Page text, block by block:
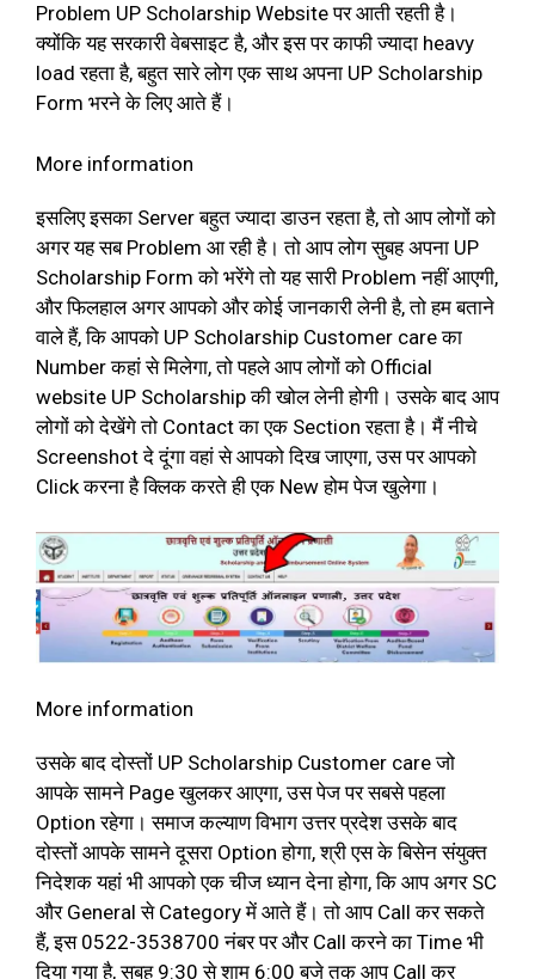
Problem UP Scholarship Website पर आती रहती है।
क्योंकि यह सरकारी वेबसाइट है, और इस पर काफी ज्यादा heavy
load रहता है, बहुत सारे लोग एक साथ अपना UP Scholarship
Form भरने के लिए आते हैं।
More information
इसलिए इसका Server बहुत ज्यादा डाउन रहता है, तो आप लोगों को
अगर यह सब Problem आ रही है। तो आप लोग सुबह अपना UP
Scholarship Form को भरेंगे तो यह सारी Problem नहीं आएगी,
और फिलहाल अगर आपको और कोई जानकारी लेनी है, तो हम बताने
वाले हैं, कि आपको UP Scholarship Customer care का
Number कहां से मिलेगा, तो पहले आप लोगों को Official
website UP Scholarship की खोल लेनी होगी। उसके बाद आप
लोगों को देखेंगे तो Contact का एक Section रहता है। मैं नीचे
Screenshot दे दूंगा वहां से आपको दिख जाएगा, उस पर आपको
Click करना है क्लिक करते ही एक New होम पेज खुलेगा।
More information
उसके बाद दोस्तों UP Scholarship Customer care जो
आपके सामने Page खुलकर आएगा, उस पेज पर सबसे पहला
Option रहेगा। समाज कल्याण विभाग उत्तर प्रदेश उसके बाद
दोस्तों आपके सामने दूसरा Option होगा, श्री एस के बिसेन संयुक्त
निदेशक यहां भी आपको एक चीज ध्यान देना होगा, कि आप अगर SC
और General से Category में आते हैं। तो आप Call कर सकते
हैं, इस 0522-3538700 नंबर पर और Call करने का Time भी
दिया गया है, सुबह 9:30 से शाम 6:00 बजे तक आप Call कर